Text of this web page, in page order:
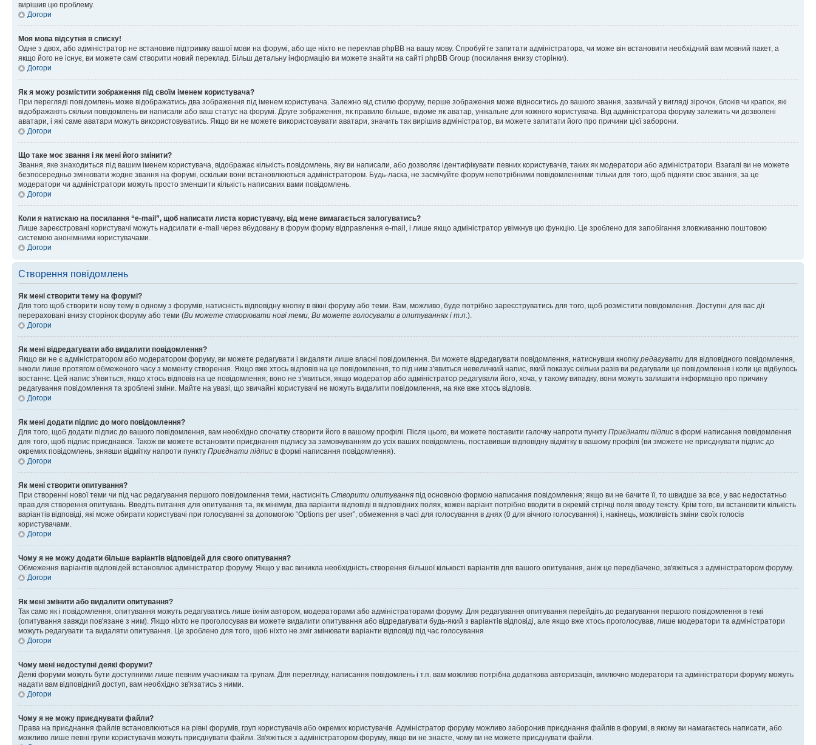
вирішив цю проблему.
Догори
Моя мова відсутня в списку!
Одне з двох, або адміністратор не встановив підтримку вашої мови на форумі, або ще ніхто не переклав phpBB на вашу мову. Спробуйте запитати адміністратора, чи може він встановити необхідний вам мовний пакет, а
якщо його не існує, ви можете самі створити новий переклад. Більш детальну інформацію ви можете знайти на сайті phpBB Group (посилання внизу сторінки).
Догори
Як я можу розмістити зображення під своїм іменем користувача?
При перегляді повідомлень може відображатись два зображення під іменем користувача. Залежно від стилю форуму, перше зображення може відноситись до вашого звання, зазвичай у вигляді зірочок, блоків чи крапок, які
відображають скільки повідомлень ви написали або ваш статус на форумі. Друге зображення, як правило більше, відоме як аватар, унікальне для кожного користувача. Від адміністратора форуму залежить чи дозволені
аватари, і які саме аватари можуть використовуватись. Якщо ви не можете використовувати аватари, значить так вирішив адміністратор, ви можете запитати його про причини цієї заборони.
Догори
Що таке моє звання і як мені його змінити?
Звання, яке знаходиться під вашим іменем користувача, відображає кількість повідомлень, яку ви написали, або дозволяє ідентифікувати певних користувачів, таких як модератори або адміністратори. Взагалі ви не можете
безпосередньо змінювати жодне звання на форумі, оскільки вони встановлюються адміністратором. Будь-ласка, не засмічуйте форум непотрібними повідомленнями тільки для того, щоб підняти своє звання, за це
модератори чи адміністратори можуть просто зменшити кількість написаних вами повідомлень.
Догори
Коли я натискаю на посилання “e-mail”, щоб написати листа користувачу, від мене вимагається залогуватись?
Лише зареєстровані користувачі можуть надсилати e-mail через вбудовану в форум форму відправлення e-mail, і лише якщо адміністратор увімкнув цю функцію. Це зроблено для запобігання зловживанню поштовою
системою анонімними користувачами.
Догори
Створення повідомлень
Як мені створити тему на форумі?
Для того щоб створити нову тему в одному з форумів, натисність відповідну кнопку в вікні форуму або теми. Вам, можливо, буде потрібно зареєструватись для того, щоб розмістити повідомлення. Доступні для вас дії
перераховані внизу сторінок форуму або теми (Ви можете створювати нові теми, Ви можете голосувати в опитуваннях і т.п.).
Догори
Як мені відредагувати або видалити повідомлення?
Якщо ви не є адміністратором або модератором форуму, ви можете редагувати і видаляти лише власні повідомлення. Ви можете відредагувати повідомлення, натиснувши кнопку редагувати для відповідного повідомлення,
інколи лише протягом обмеженого часу з моменту створення. Якщо вже хтось відповів на це повідомлення, то під ним з'явиться невеличкий напис, який показує скільки разів ви редагували це повідомлення і коли це відбулось
востаннє. Цей напис з'явиться, якщо хтось відповів на це повідомлення; воно не з'явиться, якщо модератор або адміністратор редагували його, хоча, у такому випадку, вони можуть залишити інформацію про причину
редагування повідомлення та зроблені зміни. Майте на увазі, що звичайні користувачі не можуть видалити повідомлення, на яке вже хтось відповів.
Догори
Як мені додати підпис до мого повідомлення?
Для того, щоб додати підпис до вашого повідомлення, вам необхідно спочатку створити його в вашому профілі. Після цього, ви можете поставити галочку напроти пункту Приєднати підпис в формі написання повідомлення
для того, щоб підпис приєднався. Також ви можете встановити приєднання підпису за замовчуванням до усіх ваших повідомлень, поставивши відповідну відмітку в вашому профілі (ви зможете не приєднувати підпис до
окремих повідомлень, знявши відмітку напроти пункту Приєднати підпис в формі написання повідомлення).
Догори
Як мені створити опитування?
При створенні нової теми чи під час редагування першого повідомлення теми, настисніть Створити опитування під основною формою написання повідомлення; якщо ви не бачите її, то швидше за все, у вас недостатньо
прав для створення опитувань. Введіть питання для опитування та, як мінімум, два варіанти відповіді в відповідних полях, кожен варіант потрібно вводити в окремій стрічці поля вводу тексту. Крім того, ви встановити кількість
варіантів відповіді, які може обирати користувачі при голосуванні за допомогою “Options per user”, обмеження в часі для голосування в днях (0 для вічного голосування) і, накінець, можливість зміни своїх голосів
користувачами.
Догори
Чому я не можу додати більше варіантів відповідей для свого опитування?
Обмеження варіантів відповідей встановлює адміністратор форуму. Якщо у вас виникла необхідність створення більшої кількості варіантів для вашого опитування, аніж це передбачено, зв'яжіться з адміністратором форуму.
Догори
Як мені змінити або видалити опитування?
Так само як і повідомлення, опитування можуть редагуватись лише їхнім автором, модераторами або адміністраторами форуму. Для редагування опитування перейдіть до редагування першого повідомлення в темі
(опитування завжди пов'язане з ним). Якщо ніхто не проголосував ви можете видалити опитування або відредагувати будь-який з варіантів відповіді, але якщо вже хтось проголосував, лише модератори та адміністратори
можуть редагувати та видаляти опитування. Це зроблено для того, щоб ніхто не зміг змінювати варіанти відповіді під час голосування
Догори
Чому мені недоступні деякі форуми?
Деякі форуми можуть бути доступними лише певним учасникам та групам. Для перегляду, написання повідомлень і т.п. вам можливо потрібна додаткова авторизація, виключно модератори та адміністратори форуму можуть
надати вам відповідний доступ, вам необхідно зв'язатись з ними.
Догори
Чому я не можу приєднувати файли?
Права на приєднання файлів встановлюються на рівні форумів, груп користувачів або окремих користувачів. Адміністратор форуму можливо заборонив приєднання файлів в форумі, в якому ви намагаєтесь написати, або
можливо лише певні групи користувачів можуть приєднувати файли. Зв'яжіться з адміністратором форуму, якщо ви не знаєте, чому ви не можете приєднувати файли.